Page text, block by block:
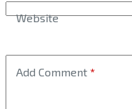
Website
Add Comment *